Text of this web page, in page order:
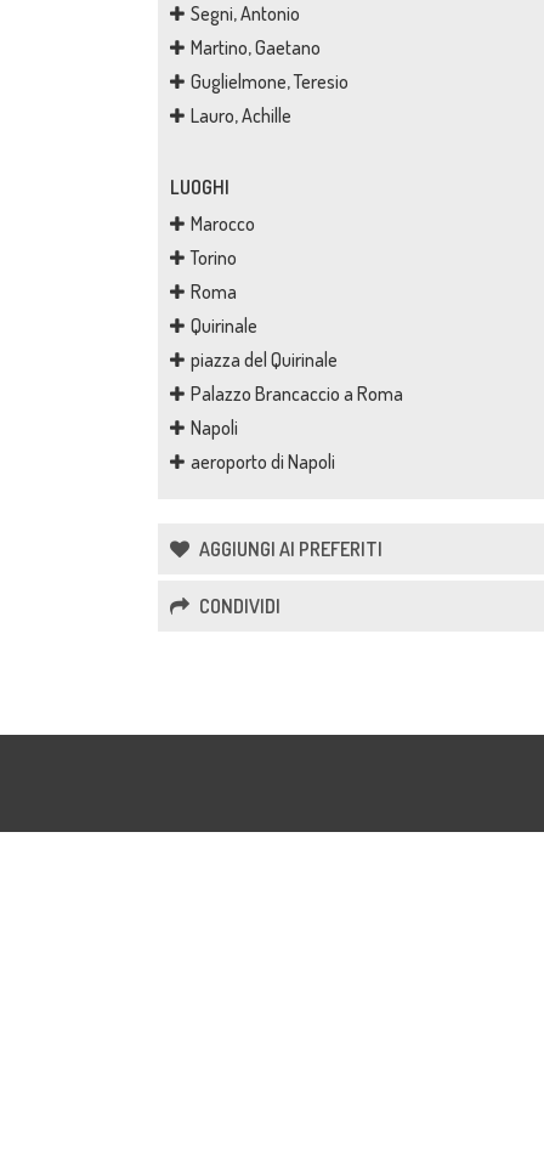
Segni, Antonio
Martino, Gaetano
Guglielmone, Teresio
Lauro, Achille
LUOGHI
Marocco
Torino
Roma
Quirinale
piazza del Quirinale
Palazzo Brancaccio a Roma
Napoli
aeroporto di Napoli
AGGIUNGI AI PREFERITI
CONDIVIDI